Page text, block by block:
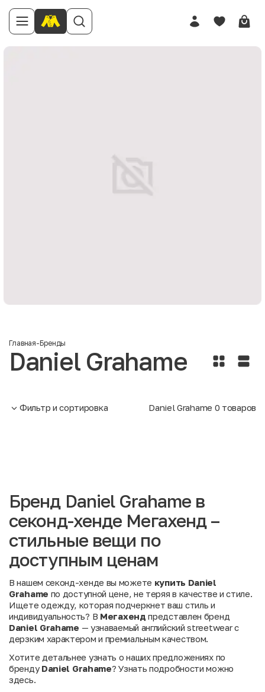
Главная-Бренды
Daniel Grahame
Фильтр и сортировка Daniel Grahame 0 товаров
Бренд Daniel Grahame в
секонд-хенде Мегахенд –
стильные вещи по
доступным ценам
В нашем секонд-хенде вы можете купить Daniel
Grahame по доступной цене, не теряя в качестве и стиле.
Ищете одежду, которая подчеркнет ваш стиль и
индивидуальность? В Мегахенд представлен бренд
Daniel Grahame — узнаваемый английский streetwear с
дерзким характером и премиальным качеством.
Хотите детальнее узнать о наших предложениях по
бренду Daniel Grahame? Узнать подробности можно
здесь.